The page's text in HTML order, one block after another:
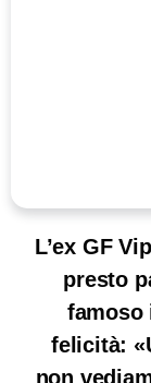
L’ex GF
presto
famoso
felicità:
non